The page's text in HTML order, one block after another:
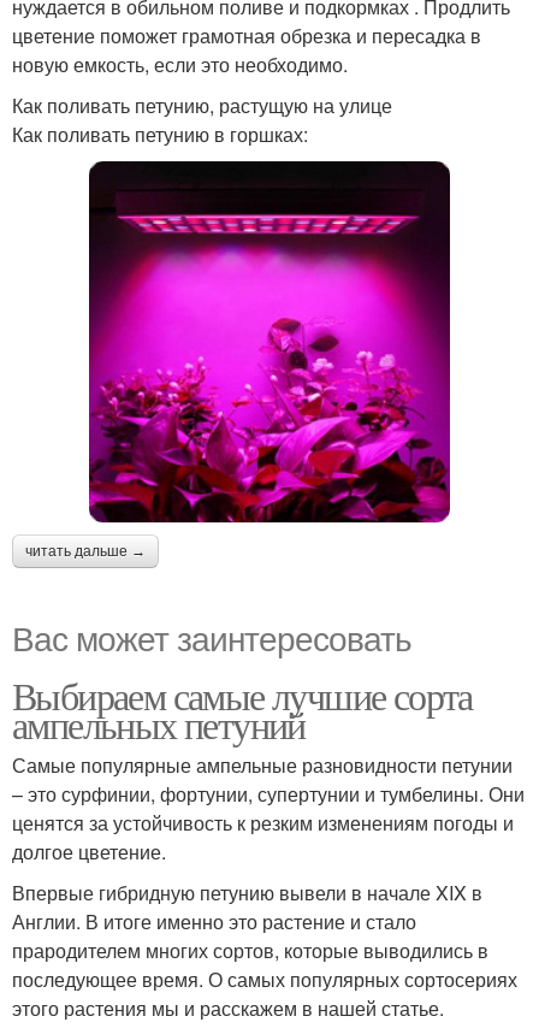
нуждается в обильном поливе и подкормках . Продлить
цветение поможет грамотная обрезка и пересадка в
новую емкость, если это необходимо.
Как поливать петунию, растущую на улице
Как поливать петунию в горшках:
читать дальше →
Вас может заинтересовать
Выбираем самые лучшие сорта
ампельных петуний
Самые популярные ампельные разновидности петунии
– это сурфинии, фортунии, супертунии и тумбелины. Они
ценятся за устойчивость к резким изменениям погоды и
долгое цветение.
Впервые гибридную петунию вывели в начале XIX в
Англии. В итоге именно это растение и стало
прародителем многих сортов, которые выводились в
последующее время. О самых популярных сортосериях
этого растения мы и расскажем в нашей статье.